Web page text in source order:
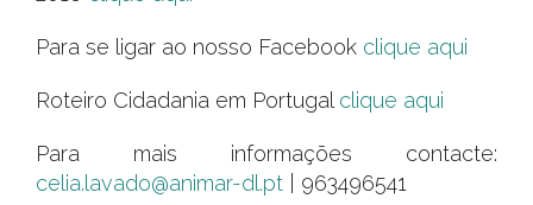
Para se ligar ao nosso Facebook clique aqui
Roteiro Cidadania em Portugal clique aqui
Para mais informações contacte:
celia.lavado@animar-dl.pt | 963496541